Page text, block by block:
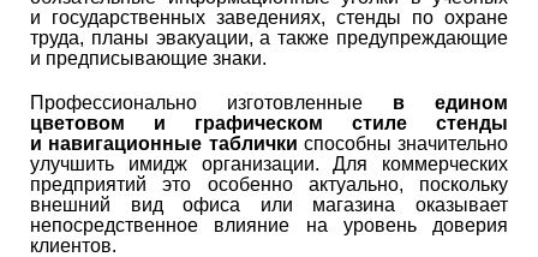
и государственных заведениях, стенды по охране
труда, планы эвакуации, а также предупреждающие
и предписывающие знаки.
Профессионально изготовленные в едином
цветовом и графическом стиле стенды
и навигационные таблички способны значительно
улучшить имидж организации. Для коммерческих
предприятий это особенно актуально, поскольку
внешний вид офиса или магазина оказывает
непосредственное влияние на уровень доверия
клиентов.